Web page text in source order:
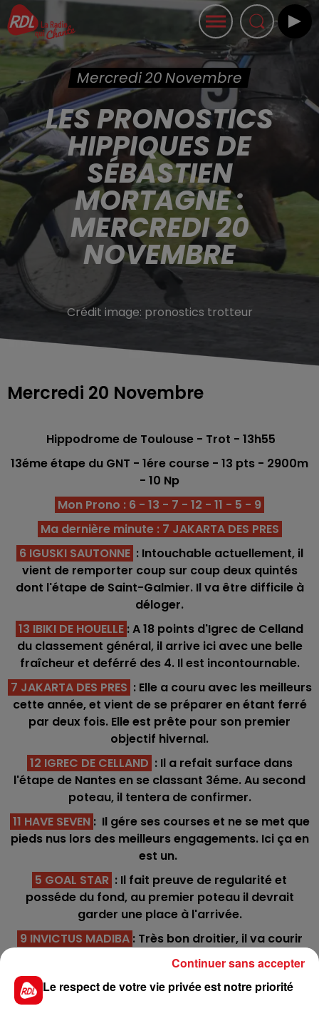
Mercredi 20 Novembre
LES PRONOSTICS
HIPPIQUES DE
SÉBASTIEN
MORTAGNE :
MERCREDI 20
NOVEMBRE
Crédit image: pronostics trotteur
Mercredi 20 Novembre
Hippodrome de Toulouse - Trot - 13h55
13éme étape du GNT - 1ére course - 13 pts - 2900m
- 10 Np
Mon Prono : 6 - 13 - 7 - 12 - 11 - 5 - 9
Ma dernière minute : 7 JAKARTA DES PRES
6 IGUSKI SAUTONNE : Intouchable actuellement, il
vient de remporter coup sur coup deux quintés
dont l'étape de Saint-Galmier. Il va être difficile à
déloger.
13 IBIKI DE HOUELLE : A 18 points d'Igrec de Celland
du classement général, il arrive ici avec une belle
fraîcheur et deférré des 4. Il est incontournable.
7 JAKARTA DES PRES : Elle a couru avec les meilleurs
cette année, et vient de se préparer en étant ferré
par deux fois. Elle est prête pour son premier
objectif hivernal.
12 IGREC DE CELLAND : Il a refait surface dans
l'étape de Nantes en se classant 3éme. Au second
poteau, il tentera de confirmer.
11 HAVE SEVEN : Il gére ses courses et ne se met que
pieds nus lors des meilleurs engagements. Ici ça en
est un.
5 GOAL STAR : Il fait preuve de regularité et
posséde du fond, au premier poteau il devrait
garder une place à l'arrivée.
9 INVICTUS MADIBA : Très bon droitier, il va courir
pour se tester pour la finale. Sa dernière course lui
donne le droit de finir dans les 5.
************
Le respect de votre vie privée est notre priorité
Continuer sans accepter